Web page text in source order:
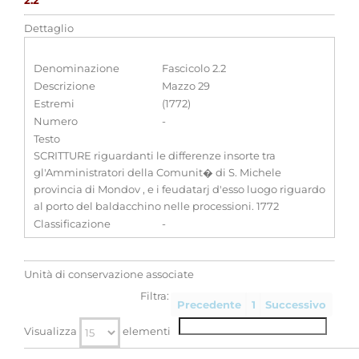
Dettaglio
Denominazione
Fascicolo 2.2
Descrizione
Mazzo 29
Estremi
(1772)
Numero
-
Testo
SCRITTURE riguardanti le differenze insorte tra
gl'Amministratori della Comunit� di S. Michele
provincia di Mondov , e i feudatarj d'esso luogo riguardo
al porto del baldacchino nelle processioni. 1772
Classificazione
-
Unità di conservazione associate
Precedente 1 Successivo
Visualizza elementi
Filtra: